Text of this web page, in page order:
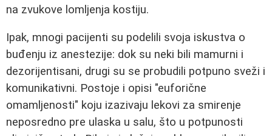
na zvukove lomljenja kostiju.
Ipak, mnogi pacijenti su podelili svoja iskustva o
buđenju iz anestezije: dok su neki bili mamurni i
dezorijentisani, drugi su se probudili potpuno sveži i
komunikativni. Postoje i opisi "euforične
omamljenosti" koju izazivaju lekovi za smirenje
neposredno pre ulaska u salu, što u potpunosti